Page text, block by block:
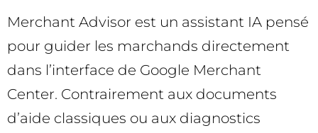
Merchant Advisor est un assistant IA pensé
pour guider les marchands directement
dans l’interface de Google Merchant
Center. Contrairement aux documents
d’aide classiques ou aux diagnostics